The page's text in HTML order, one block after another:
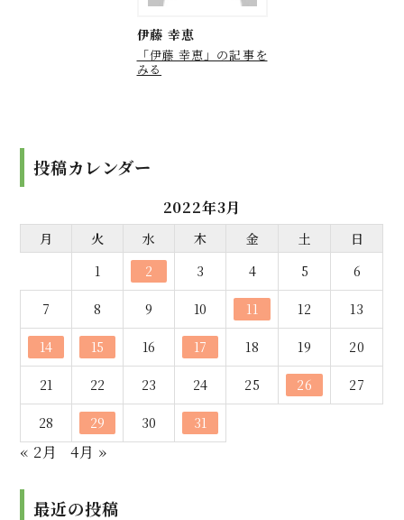
伊藤 幸恵
「伊藤 幸恵」の記事を
みる
投稿カレンダー
2022年3月
月 火 水 木 金 土
日
1
2 3 4 5 6
7 8 9 10 11 12 13
14 15 16 17 18 19 20
21 22 23 24 25 26 27
28 29 30 31
« 2月 4月 »
最近の投稿